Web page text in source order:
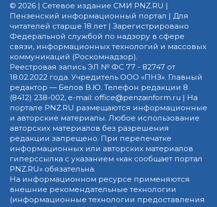
© 2026 | Сетевое издание СМИ PNZ.RU |
Пензенский информационный портал | Для
читателей старше 18 лет | Зарегистрировано
Федеральной службой по надзору в сфере
связи, информационных технологий и массовых
коммуникаций (Роскомнадзор).
Реестровая запись ЭЛ № ФС 77 - 82747 от
18.02.2022 года. Учредитель ООО «ПНЗ». Главный
редактор — Белов В.Ю. Телефон редакции 8
(8412) 238-002, e-mail: office@penzainform.ru | На
портале PNZ.RU размещаются информационные
и авторские материалы. Любое использование
авторских материалов без разрешения
редакции запрещено. При перепечатке
информационных или авторских материалов
гиперссылка с указанием «как сообщает портал
PNZ.RU» обязательна.
На информационном ресурсе применяются
внешние рекомендательные технологии
(информационные технологии предоставления